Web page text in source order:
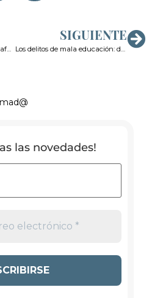
SIGUIENTE
las novedades!